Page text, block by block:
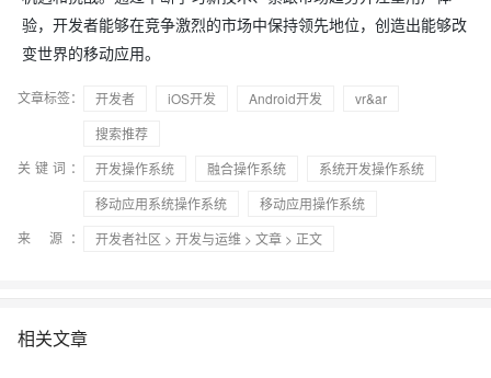
验，开发者能够在竞争激烈的市场中保持领先地位，创造出能够改
变世界的移动应用。
文章标签： 开发者 iOS开发 Android开发
vr&ar
搜索推荐
关键词：
开发操作系统 融合操作系统
系统开发操作系统
移动应用系统操作系统
移动应用操作系统
来 源：
开发者社区 > 开发与运维 > 文章 > 正文
相关文章